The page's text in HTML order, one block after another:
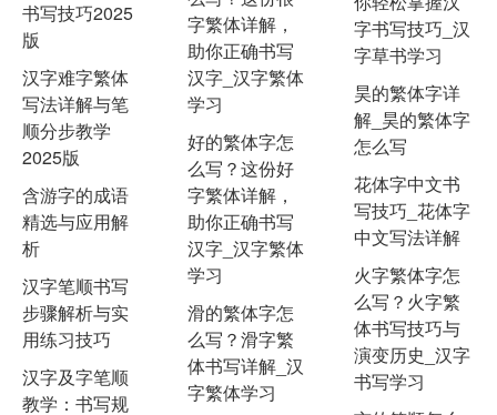
书写技巧2025
版
汉字难字繁体
写法详解与笔
顺分步教学
2025版
含游字的成语
精选与应用解
析
汉字笔顺书写
步骤解析与实
用练习技巧
汉字及字笔顺
教学：书写规
字繁体详解，
助你正确书写
汉字_汉字繁体
学习
好的繁体字怎
么写？这份好
字繁体详解，
助你正确书写
汉字_汉字繁体
学习
滑的繁体字怎
么写？滑字繁
体书写详解_汉
字繁体学习
字书写技巧_汉
字草书学习
昊的繁体字详
解_昊的繁体字
怎么写
花体字中文书
写技巧_花体字
中文写法详解
火字繁体字怎
么写？火字繁
体书写技巧与
演变历史_汉字
书写学习